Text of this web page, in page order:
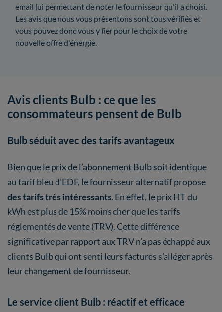
email lui permettant de noter le fournisseur qu'il a choisi.
Les avis que nous vous présentons sont tous vérifiés et
vous pouvez donc vous y fier pour le choix de votre
nouvelle offre d'énergie.
Avis clients Bulb : ce que les
consommateurs pensent de Bulb
Bulb séduit avec des tarifs avantageux
Bien que le prix de l’abonnement Bulb soit identique
au tarif bleu d’EDF, le fournisseur alternatif propose
des tarifs très intéressants. En effet, le prix HT du
kWh est plus de 15% moins cher que les tarifs
réglementés de vente (TRV). Cette différence
significative par rapport aux TRV n’a pas échappé aux
clients Bulb qui ont senti leurs factures s’alléger après
leur changement de fournisseur.
Le service client Bulb : réactif et efficace